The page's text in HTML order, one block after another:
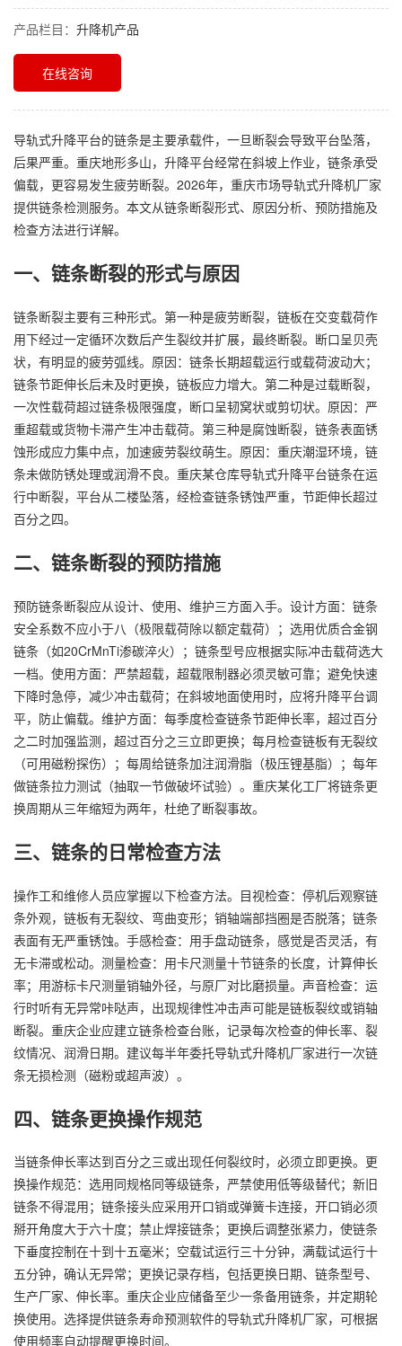
产品栏目： 升降机产品
在线咨询
导轨式升降平台的链条是主要承载件，一旦断裂会导致平台坠落，
后果严重。重庆地形多山，升降平台经常在斜坡上作业，链条承受
偏载，更容易发生疲劳断裂。2026年，重庆市场导轨式升降机厂家
提供链条检测服务。本文从链条断裂形式、原因分析、预防措施及
检查方法进行详解。
一、链条断裂的形式与原因
链条断裂主要有三种形式。第一种是疲劳断裂，链板在交变载荷作
用下经过一定循环次数后产生裂纹并扩展，最终断裂。断口呈贝壳
状，有明显的疲劳弧线。原因：链条长期超载运行或载荷波动大；
链条节距伸长后未及时更换，链板应力增大。第二种是过载断裂，
一次性载荷超过链条极限强度，断口呈韧窝状或剪切状。原因：严
重超载或货物卡滞产生冲击载荷。第三种是腐蚀断裂，链条表面锈
蚀形成应力集中点，加速疲劳裂纹萌生。原因：重庆潮湿环境，链
条未做防锈处理或润滑不良。重庆某仓库导轨式升降平台链条在运
行中断裂，平台从二楼坠落，经检查链条锈蚀严重，节距伸长超过
百分之四。
二、链条断裂的预防措施
预防链条断裂应从设计、使用、维护三方面入手。设计方面：链条
安全系数不应小于八（极限载荷除以额定载荷）；选用优质合金钢
链条（如20CrMnTi渗碳淬火）；链条型号应根据实际冲击载荷选大
一档。使用方面：严禁超载，超载限制器必须灵敏可靠；避免快速
下降时急停，减少冲击载荷；在斜坡地面使用时，应将升降平台调
平，防止偏载。维护方面：每季度检查链条节距伸长率，超过百分
之二时加强监测，超过百分之三立即更换；每月检查链板有无裂纹
（可用磁粉探伤）；每周给链条加注润滑脂（极压锂基脂）；每年
做链条拉力测试（抽取一节做破坏试验）。重庆某化工厂将链条更
换周期从三年缩短为两年，杜绝了断裂事故。
三、链条的日常检查方法
操作工和维修人员应掌握以下检查方法。目视检查：停机后观察链
条外观，链板有无裂纹、弯曲变形；销轴端部挡圈是否脱落；链条
表面有无严重锈蚀。手感检查：用手盘动链条，感觉是否灵活，有
无卡滞或松动。测量检查：用卡尺测量十节链条的长度，计算伸长
率；用游标卡尺测量销轴外径，与原厂对比磨损量。声音检查：运
行时听有无异常咔哒声，出现规律性冲击声可能是链板裂纹或销轴
断裂。重庆企业应建立链条检查台账，记录每次检查的伸长率、裂
纹情况、润滑日期。建议每半年委托导轨式升降机厂家进行一次链
条无损检测（磁粉或超声波）。
四、链条更换操作规范
当链条伸长率达到百分之三或出现任何裂纹时，必须立即更换。更
换操作规范：选用同规格同等级链条，严禁使用低等级替代；新旧
链条不得混用；链条接头应采用开口销或弹簧卡连接，开口销必须
掰开角度大于六十度；禁止焊接链条；更换后调整张紧力，使链条
下垂度控制在十到十五毫米；空载试运行三十分钟，满载试运行十
五分钟，确认无异常；更换记录存档，包括更换日期、链条型号、
生产厂家、伸长率。重庆企业应储备至少一条备用链条，并定期轮
换使用。选择提供链条寿命预测软件的导轨式升降机厂家，可根据
使用频率自动提醒更换时间。